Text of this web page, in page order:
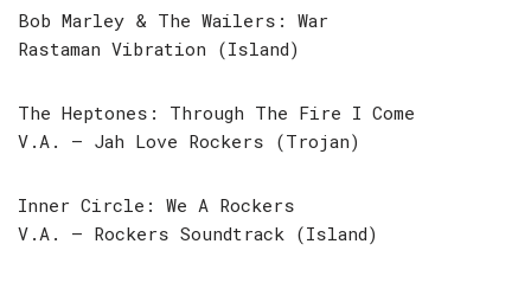
Bob Marley & The Wailers: War
Rastaman Vibration (Island)
The Heptones: Through The Fire I Come
V.A. – Jah Love Rockers (Trojan)
Inner Circle: We A Rockers
V.A. – Rockers Soundtrack (Island)